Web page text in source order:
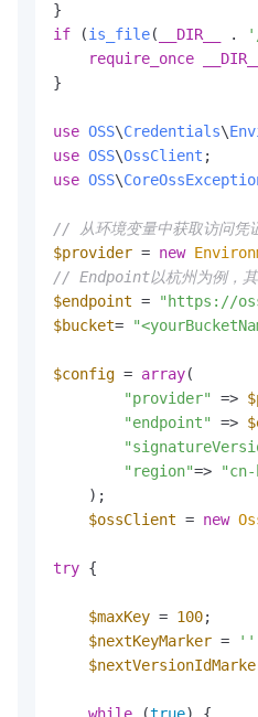
if (is_file( __DIR__ .
require_once
__DIR__
}
use OSS\Credentials\
use OSS\OssClient
use OSS\
// 从环境变量中获取访问凭证
$provider = new
// Endpoint以杭州为例，其
$endpoint =
"https://
$bucket=
$config = array(
"provider"
=>
"endpoint"
=>
"region"=>
"cn-
    );
$ossClient = new
try {
$maxKey = 100;
$nextKeyMarker = ''
while (true) {